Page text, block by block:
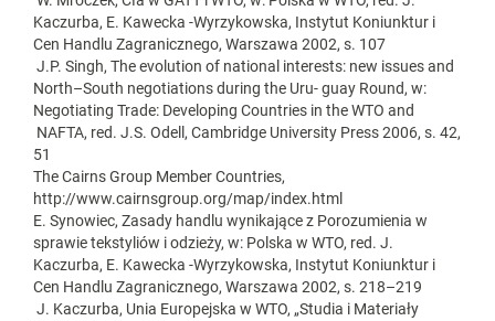
Kaczurba, E. Kawecka ‑Wyrzykowska, Instytut Koniunktur i
Cen Handlu Zagranicznego, Warszawa 2002, s. 107
J.P. Singh, The evolution of national interests: new issues and
North–South negotiations during the Uru‑ guay Round, w:
Negotiating Trade: Developing Countries in the WTO and
NAFTA, red. J.S. Odell, Cambridge University Press 2006, s. 42,
51
The Cairns Group Member Countries,
http://www.cairnsgroup.org/map/index.html
E. Synowiec, Zasady handlu wynikające z Porozumienia w
sprawie tekstyliów i odzieży, w: Polska w WTO, red. J.
Kaczurba, E. Kawecka ‑Wyrzykowska, Instytut Koniunktur i
Cen Handlu Zagranicznego, Warszawa 2002, s. 218–219
J. Kaczurba, Unia Europejska w WTO, „Studia i Materiały